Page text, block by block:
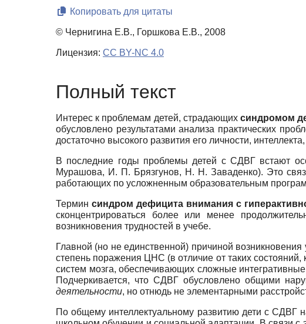
Копировать для цитаты
© Чернигина Е.В., Горшкова Е.В., 2008
Лицензия: CC BY-NC 4.0
Полный текст
Интерес к проблемам детей, страдающихсиндромом
обусловлено результатами анализа практических
достаточно высокого развития его личности,
В последние годы проблемы детей с СДВГ встают
Мурашова, И. П. Брязгунов, Н. Н. Заваденко). Это
работающих по усложненным образовательным
Терминсиндром дефицита внимания с
сконцентрироваться более или менее
возникновения трудностей в учебе.
Главной (но не единственной) причиной
степень поражения ЦНС (в отличие от таких
систем мозга, обеспечивающих сложные
Подчеркивается, что СДВГ обусловлено общими
деятельности, но отнюдь не элементарными
По общему интеллектуальному развитию дети с СДВГ